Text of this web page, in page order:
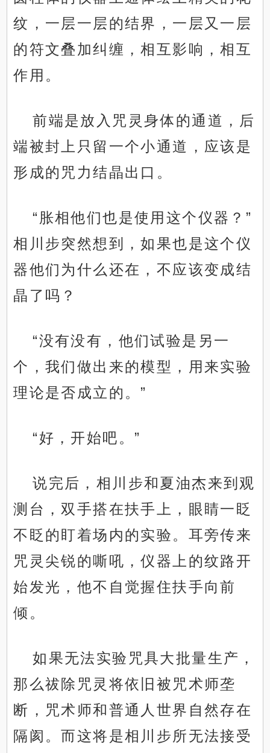
纹，一层一层的结界，一层又一层
的符文叠加纠缠，相互影响，相互
作用。
前端是放入咒灵身体的通道，后
端被封上只留一个小通道，应该是
形成的咒力结晶出口。
“胀相他们也是使用这个仪器？”
相川步突然想到，如果也是这个仪
器他们为什么还在，不应该变成结
晶了吗？
“没有没有，他们试验是另一
个，我们做出来的模型，用来实验
理论是否成立的。”
“好，开始吧。”
说完后，相川步和夏油杰来到观
测台，双手搭在扶手上，眼睛一眨
不眨的盯着场内的实验。耳旁传来
咒灵尖锐的嘶吼，仪器上的纹路开
始发光，他不自觉握住扶手向前
倾。
如果无法实验咒具大批量生产，
那么祓除咒灵将依旧被咒术师垄
断，咒术师和普通人世界自然存在
隔阂。而这将是相川步所无法接受